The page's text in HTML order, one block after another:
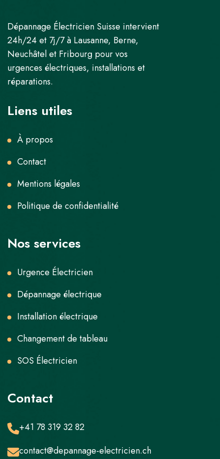
Dépannage Électricien Suisse intervient
24h/24 et 7j/7 à Lausanne, Berne,
Neuchâtel et Fribourg pour vos
urgences électriques, installations et
réparations.
Liens utiles
À propos
Contact
Mentions légales
Politique de confidentialité
Nos services
Urgence Électricien
Dépannage électrique
Installation électrique
Changement de tableau
SOS Électricien
Contact
+41 78 319 32 82
contact@depannage-electricien.ch